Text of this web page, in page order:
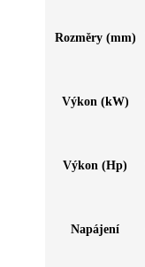
Rozměry (mm)
Výkon (kW)
Výkon (Hp)
Napájení